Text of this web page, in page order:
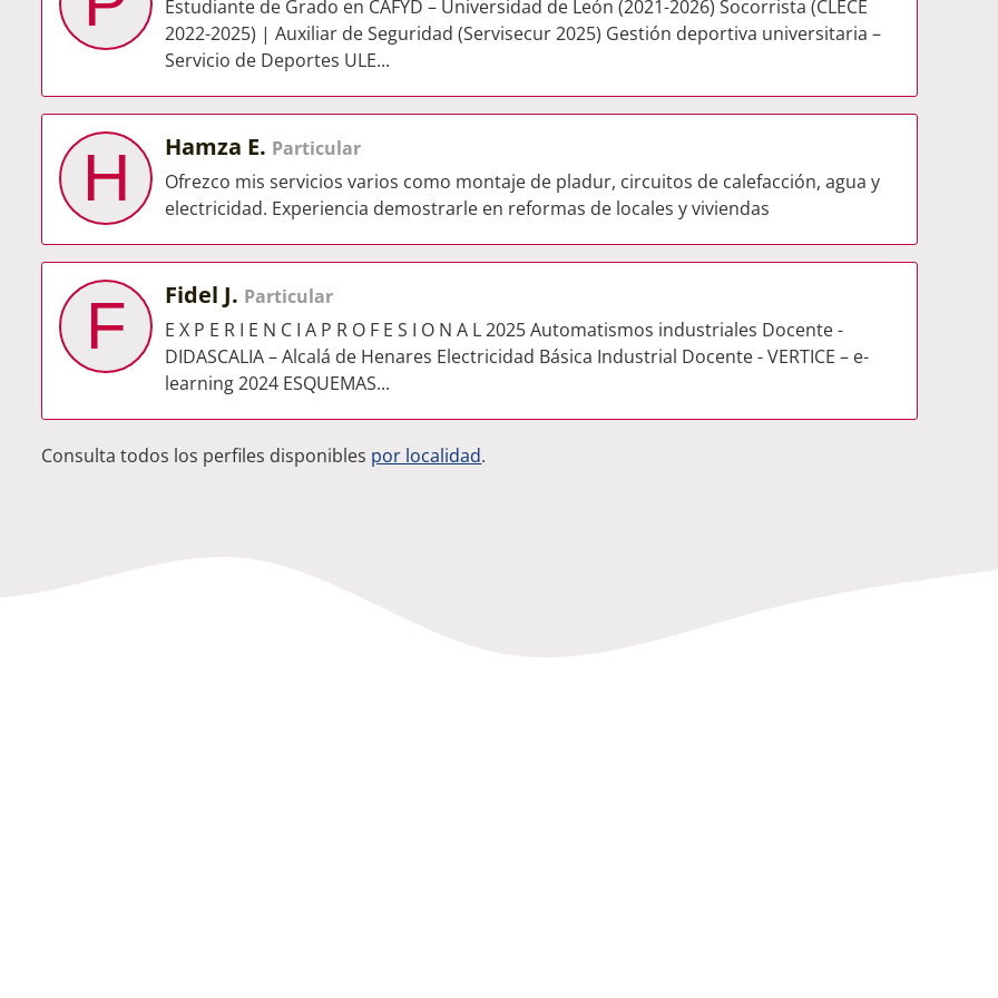
Estudiante de Grado en CAFYD – Universidad de León (2021-2026) Socorrista (CLECE
2022-2025) | Auxiliar de Seguridad (Servisecur 2025) Gestión deportiva universitaria –
Servicio de Deportes ULE...
H Hamza E. Particular
Ofrezco mis servicios varios como montaje de pladur, circuitos de calefacción, agua y
electricidad. Experiencia demostrarle en reformas de locales y viviendas
F Fidel J. Particular
E X P E R I E N C I A P R O F E S I O N A L 2025 Automatismos industriales Docente -
DIDASCALIA – Alcalá de Henares Electricidad Básica Industrial Docente - VERTICE – e-
learning 2024 ESQUEMAS...
Consulta todos los perfiles disponibles por localidad.